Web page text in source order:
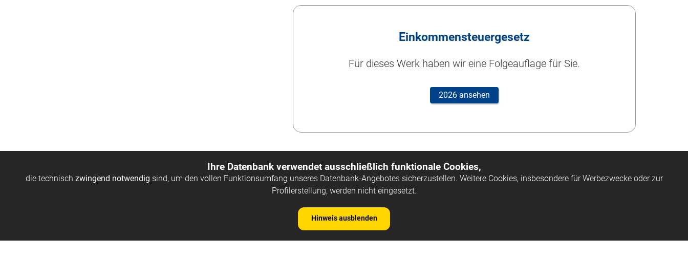
Einkommensteuergesetz
Für dieses Werk haben wir eine Folgeauflage für Sie.
2026 ansehen
Ihre Datenbank verwendet ausschließlich funktionale Cookies,
die technisch zwingend notwendig sind, um den vollen Funktionsumfang unseres Datenbank-Angebotes sicherzustellen. Weitere Cookies, insbesondere für Werbezwecke oder zur
Profilerstellung, werden nicht eingesetzt.
Hinweis ausblenden